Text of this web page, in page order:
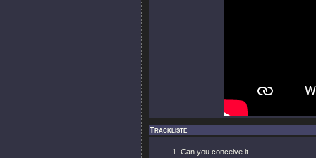
Trackliste
Can you conceive it